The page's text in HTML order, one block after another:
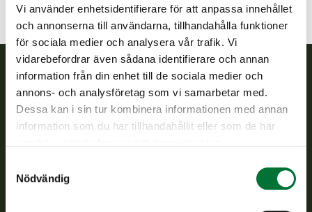
Vi använder enhetsidentifierare för att anpassa innehållet
och annonserna till användarna, tillhandahålla funktioner
för sociala medier och analysera vår trafik. Vi
vidarebefordrar även sådana identifierare och annan
information från din enhet till de sociala medier och
annons- och analysföretag som vi samarbetar med.
Dessa kan i sin tur kombinera informationen med annan
information som du har tillhandahållit eller som de har
Nödvändig
Finlands viltcentral
Finlands viltcentral främjar en hållbar vilthushållning, stöder